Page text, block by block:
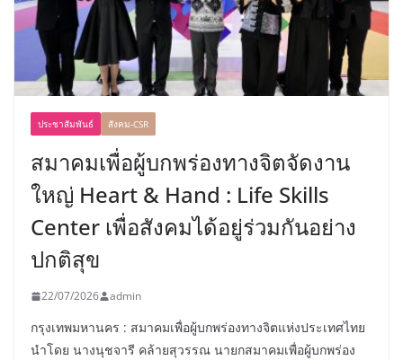
ประชาสัมพันธ์ สังคม-CSR
สมาคมเพื่อผู้บกพร่องทางจิตจัดงาน
ใหญ่ Heart & Hand : Life Skills
Center เพื่อสังคมได้อยู่ร่วมกันอย่าง
ปกติสุข
22/07/2026 admin
กรุงเทพมหานคร : สมาคมเพื่อผู้บกพร่องทางจิตแห่งประเทศไทย
นำโดย นางนุชจารี คล้ายสุวรรณ นายกสมาคมเพื่อผู้บกพร่อง